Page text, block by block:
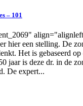
– 101
hier een stelling. De
Het is gebaseerd
jaar is deze dr. in de
De expert...